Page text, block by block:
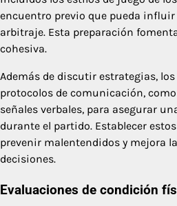
encuentro previo que pueda influir
arbitraje. Esta preparación
cohesiva.
Además de discutir estrategias,
protocolos de comunicación,
señales verbales, para asegurar
durante el partido. Establecer
prevenir malentendidos y mejora
decisiones.
Evaluaciones de condición